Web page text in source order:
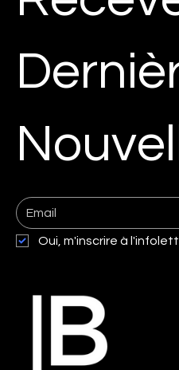
Oui, m'inscrire à